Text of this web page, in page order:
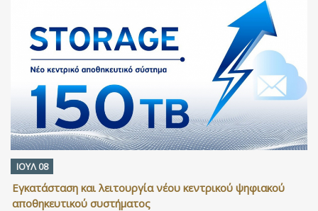
ΙΟΥΛ 08
Εγκατάσταση και λειτουργία νέου κεντρικού ψηφιακού
αποθηκευτικού συστήματος